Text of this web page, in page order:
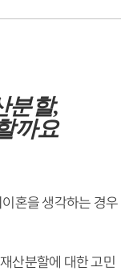
분할,
까요
혼을 생각하는 경우
산분할에 대한 고민